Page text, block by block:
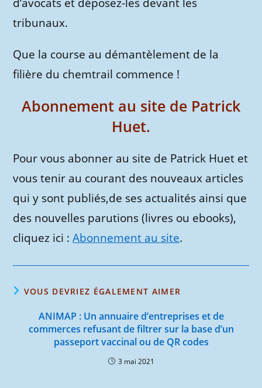
tribunaux.
Que la course au démantèlement de la
filière du chemtrail commence !
Abonnement au site de Patrick
Huet.
Pour vous abonner au site de Patrick Huet et
vous tenir au courant des nouveaux articles
qui y sont publiés,de ses actualités ainsi que
des nouvelles parutions (livres ou ebooks),
cliquez ici :Abonnement au site.
VOUS DEVRIEZ ÉGALEMENT AIMER
ANIMAP : Un annuaire d’entreprises et de
commerces refusant de filtrer sur la base d’un
passeport vaccinal ou de QR codes
3 mai 2021